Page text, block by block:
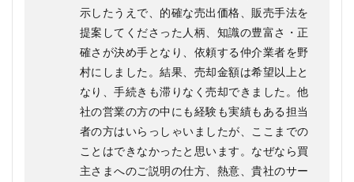
示したうえで、的確な売出価格、販売手法を
提案してくださった人柄、知識の豊富さ・正
確さが決め手となり、依頼する仲介業者を野
村にしました。結果、売却金額は希望以上と
なり、手続きも滞りなく売却できました。他
社の営業の方の中にも経験も実績もある担当
者の方はいらっしゃいましたが、ここまでの
ことはできなかったと思います。なぜなら買
主さまへのご説明の仕方、熱意、貴社のサー